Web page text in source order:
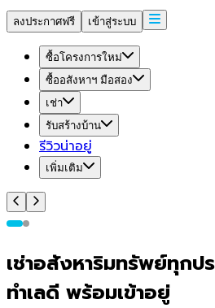
ลงประกาศฟรี เข้าสู่ระบบ
ซื้อโครงการใหม่
ซื้ออสังหาฯ มือสอง
เช่า
รับสร้างบ้าน
รีวิวน่าอยู่
เพิ่มเติม
เช่าอสังหาริมทรัพย์ทุกป
ทำเลดี พร้อมเข้าอยู่